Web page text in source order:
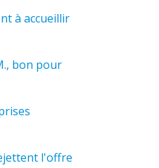
à accueillir
bon pour
l'offre